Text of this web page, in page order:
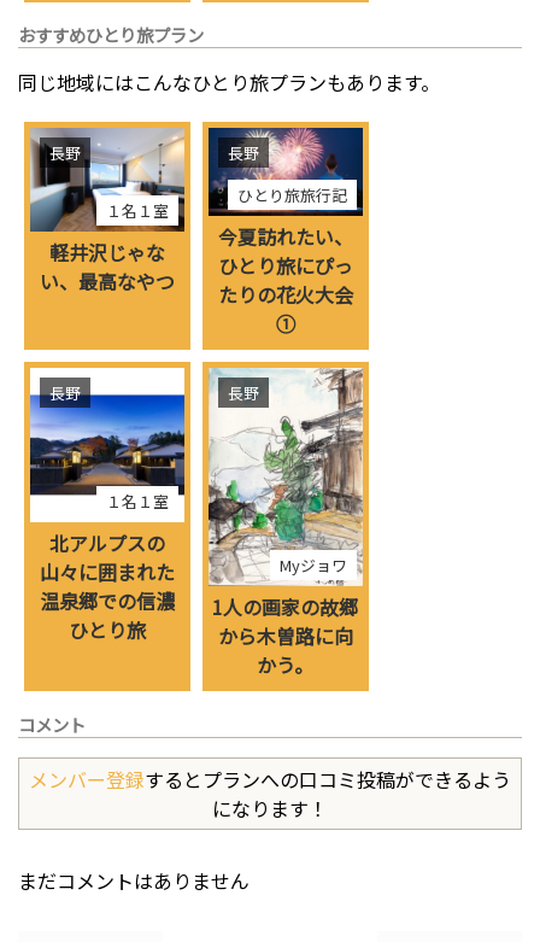
おすすめひとり旅プラン
同じ地域にはこんなひとり旅プランもあります。
１名１室
長野
軽井沢じゃな
い、最高なやつ
ひとり旅旅行記
長野
今夏訪れたい、
ひとり旅にぴっ
たりの花火大会
①
１名１室
長野
北アルプスの
山々に囲まれた
温泉郷での信濃
ひとり旅
Myジョワ
長野
1人の画家の故郷
から木曽路に向
かう。
コメント
メンバー登録するとプランへの口コミ投稿ができるよう
になります！
まだコメントはありません